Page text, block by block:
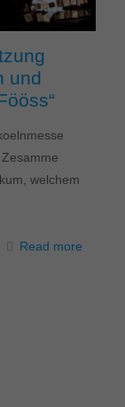
und
welchem
Read more